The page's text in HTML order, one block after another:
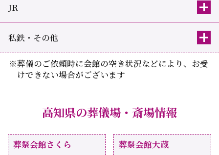
JR
私鉄・その他
※葬儀のご依頼時に会館の空き状況などにより、お受
けできない場合がございます
高知県の葬儀場・斎場情報
葬祭会館さくら 葬祭会館大蔵